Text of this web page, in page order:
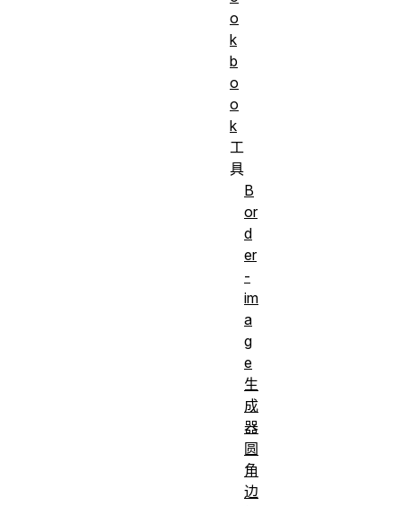
o
k
b
o
o
k
工
具
B
or
d
er
-
im
a
g
e
生
成
器
圆
角
边